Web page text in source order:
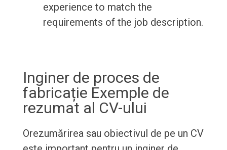
experience to match the
requirements of the job description.
Inginer de proces de
fabricație Exemple de
rezumat al CV-ului
Orezumărirea sau obiectivul de pe un CV